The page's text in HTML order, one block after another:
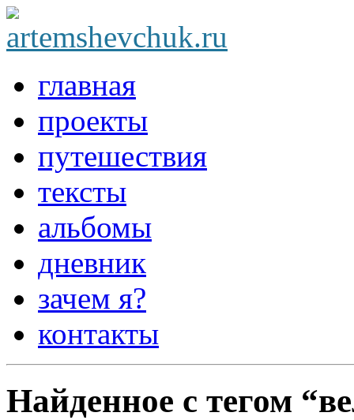
главная
проекты
путешествия
тексты
альбомы
дневник
зачем я?
контакты
Найденное с тегом